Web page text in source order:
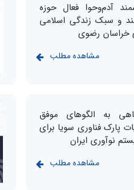
آدم‌وحوا فعال حوزه
و سبک زندگی اسلامی
خراسان رضوی
مشاهده مطلب
به الگوهای موفق
پارک فناوری سویا برای
نوآوری ایران
مشاهده مطلب